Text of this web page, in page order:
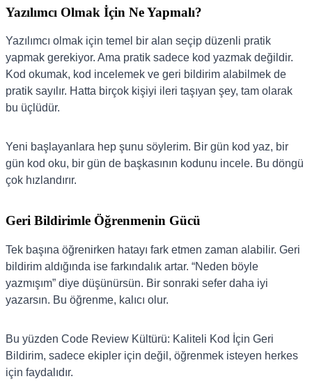
Yazılımcı Olmak İçin Ne Yapmalı?
Yazılımcı olmak için temel bir alan seçip düzenli pratik
yapmak gerekiyor. Ama pratik sadece kod yazmak değildir.
Kod okumak, kod incelemek ve geri bildirim alabilmek de
pratik sayılır. Hatta birçok kişiyi ileri taşıyan şey, tam olarak
bu üçlüdür.
Yeni başlayanlara hep şunu söylerim. Bir gün kod yaz, bir
gün kod oku, bir gün de başkasının kodunu incele. Bu döngü
çok hızlandırır.
Geri Bildirimle Öğrenmenin Gücü
Tek başına öğrenirken hatayı fark etmen zaman alabilir. Geri
bildirim aldığında ise farkındalık artar. “Neden böyle
yazmışım” diye düşünürsün. Bir sonraki sefer daha iyi
yazarsın. Bu öğrenme, kalıcı olur.
Bu yüzden Code Review Kültürü: Kaliteli Kod İçin Geri
Bildirim, sadece ekipler için değil, öğrenmek isteyen herkes
için faydalıdır.